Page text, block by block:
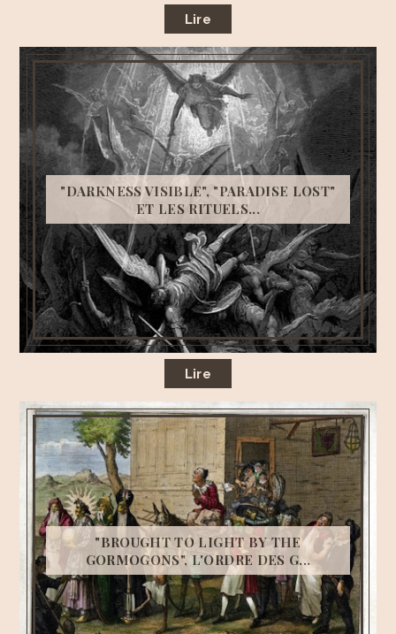
Lire
"DARKNESS VISIBLE", "PARADISE LOST"
ET LES RITUELS...
Lire
"BROUGHT TO LIGHT BY THE
GORMOGONS", L'ORDRE DES G...